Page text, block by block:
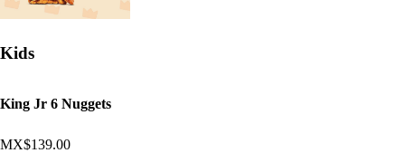
Kids
King Jr 6 Nuggets
MX$139.00